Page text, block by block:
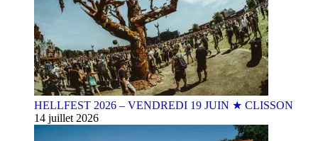
HELLFEST 2026 – VENDREDI 19 JUIN ★ CLISSON
14 juillet 2026